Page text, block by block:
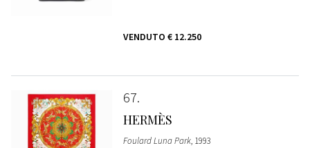
VENDUTO € 12.250
67
HERMÈS
Foulard Luna Park, 1993